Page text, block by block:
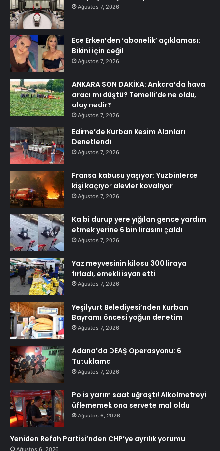
Ağustos 7, 2026
Ece Erken’den ‘abonelik’ açıklaması:
Bikini için değil
Ağustos 7, 2026
ANKARA SON DAKİKA: Ankara’da hava
aracı mı düştü? Temelli’de ne oldu,
olay nedir?
Ağustos 7, 2026
Edirne’de Kurban Kesim Alanları
Denetlendi
Ağustos 7, 2026
Fransa kabusu yaşıyor: Yüzbinlerce
kişi kaçıyor alevler kovalıyor
Ağustos 7, 2026
Kalbi durup yere yığılan gence yardım
etmek yerine 6 bin lirasını çaldı
Ağustos 7, 2026
Yaz meyvesinin kilosu 300 liraya
fırladı, emekli isyan etti
Ağustos 7, 2026
Yeşilyurt Belediyesi’nden Kurban
Bayramı öncesi yoğun denetim
Ağustos 7, 2026
Adana’da DEAŞ Operasyonu: 6
Tutuklama
Ağustos 7, 2026
Polis yarım saat uğraştı! Alkolmetreyi
üflememek ona servete mal oldu
Ağustos 6, 2026
Yeniden Refah Partisi’nden CHP’ye ayrılık yorumu
Ağustos 6, 2026